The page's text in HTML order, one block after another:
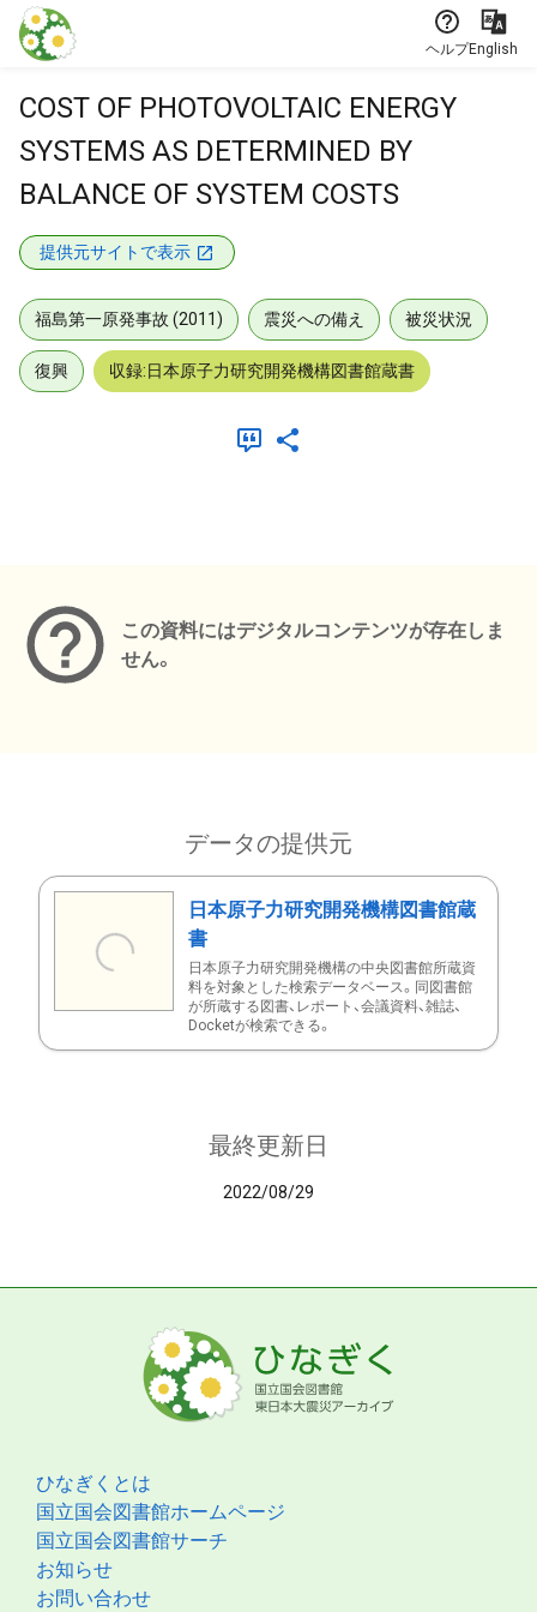
本文に飛ぶ
ヘルプEnglish
COST OF PHOTOVOLTAIC ENERGY
SYSTEMS AS DETERMINED BY
BALANCE OF SYSTEM COSTS
提供元サイトで表示
福島第一原発事故 (2011) 震災への備え 被災状況
復興 収録:日本原子力研究開発機構図書館蔵書
この資料にはデジタルコンテンツが存在しま
せん。
データの提供元
日本原子力研究開発機構図書館蔵
書
日本原子力研究開発機構の中央図書館所蔵資
料を対象とした検索データベース。同図書館
が所蔵する図書、レポート、会議資料、雑誌、
Docketが検索できる。
最終更新日
2022/08/29
ひなぎくとは
国立国会図書館ホームページ
国立国会図書館サーチ
お知らせ
お問い合わせ